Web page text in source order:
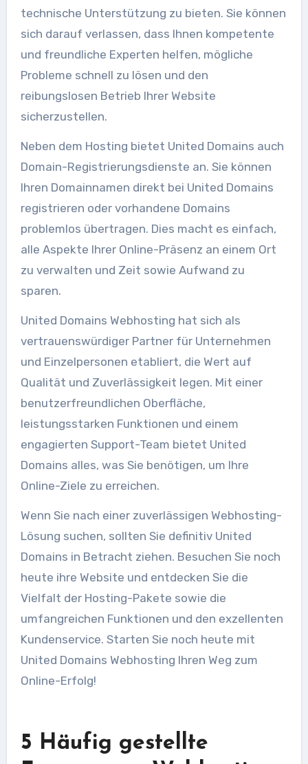
technische Unterstützung zu bieten. Sie können
sich darauf verlassen, dass Ihnen kompetente
und freundliche Experten helfen, mögliche
Probleme schnell zu lösen und den
reibungslosen Betrieb Ihrer Website
sicherzustellen.
Neben dem Hosting bietet United Domains auch
Domain-Registrierungsdienste an. Sie können
Ihren Domainnamen direkt bei United Domains
registrieren oder vorhandene Domains
problemlos übertragen. Dies macht es einfach,
alle Aspekte Ihrer Online-Präsenz an einem Ort
zu verwalten und Zeit sowie Aufwand zu
sparen.
United Domains Webhosting hat sich als
vertrauenswürdiger Partner für Unternehmen
und Einzelpersonen etabliert, die Wert auf
Qualität und Zuverlässigkeit legen. Mit einer
benutzerfreundlichen Oberfläche,
leistungsstarken Funktionen und einem
engagierten Support-Team bietet United
Domains alles, was Sie benötigen, um Ihre
Online-Ziele zu erreichen.
Wenn Sie nach einer zuverlässigen Webhosting-
Lösung suchen, sollten Sie definitiv United
Domains in Betracht ziehen. Besuchen Sie noch
heute ihre Website und entdecken Sie die
Vielfalt der Hosting-Pakete sowie die
umfangreichen Funktionen und den exzellenten
Kundenservice. Starten Sie noch heute mit
United Domains Webhosting Ihren Weg zum
Online-Erfolg!
5 Häufig gestellte